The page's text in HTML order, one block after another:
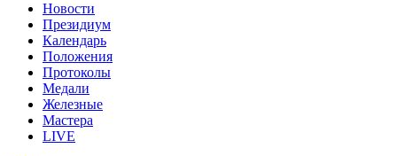
Новости
Президиум
Календарь
Положения
Протоколы
Медали
Железные
Мастера
LIVE